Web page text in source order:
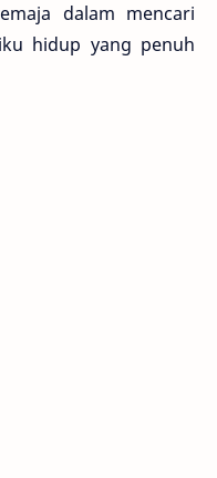
dalam mencari
hidup yang penuh